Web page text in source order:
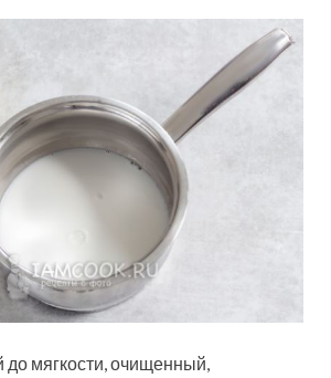
мягкости, очищенный,